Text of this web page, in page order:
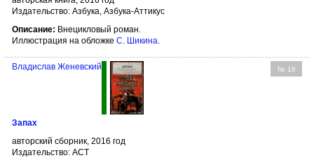
Издательство: Азбука, Азбука-Аттикус
Описание: Внецикловый роман.
Иллюстрация на обложке С. Шикина.
№ 16
Владислав Женевский
Запах
авторский сборник, 2016 год
Издательство: АСТ